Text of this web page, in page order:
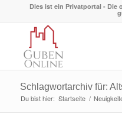
Dies ist ein Privatportal - Die
Schlagwortarchiv für:
Du bist hier: Startseite /